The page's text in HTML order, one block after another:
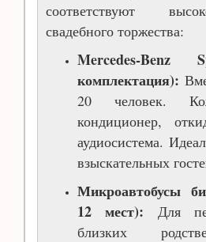
соответствуют
свадебного торжества:
Mercedes-Benz
комплектация):
20 человек.
кондиционер,
аудиосистема.
взыскательных
Микроавтобусы
12 мест): Для
близких